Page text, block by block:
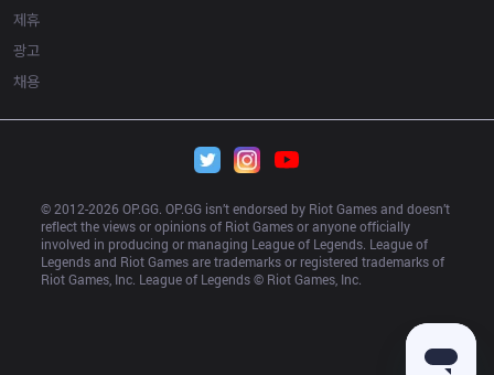
제휴
광고
채용
© 2012-2026 OP.GG. OP.GG isn’t endorsed by Riot Games and doesn’t
reflect the views or opinions of Riot Games or anyone officially
involved in producing or managing League of Legends. League of
Legends and Riot Games are trademarks or registered trademarks of
Riot Games, Inc. League of Legends © Riot Games, Inc.